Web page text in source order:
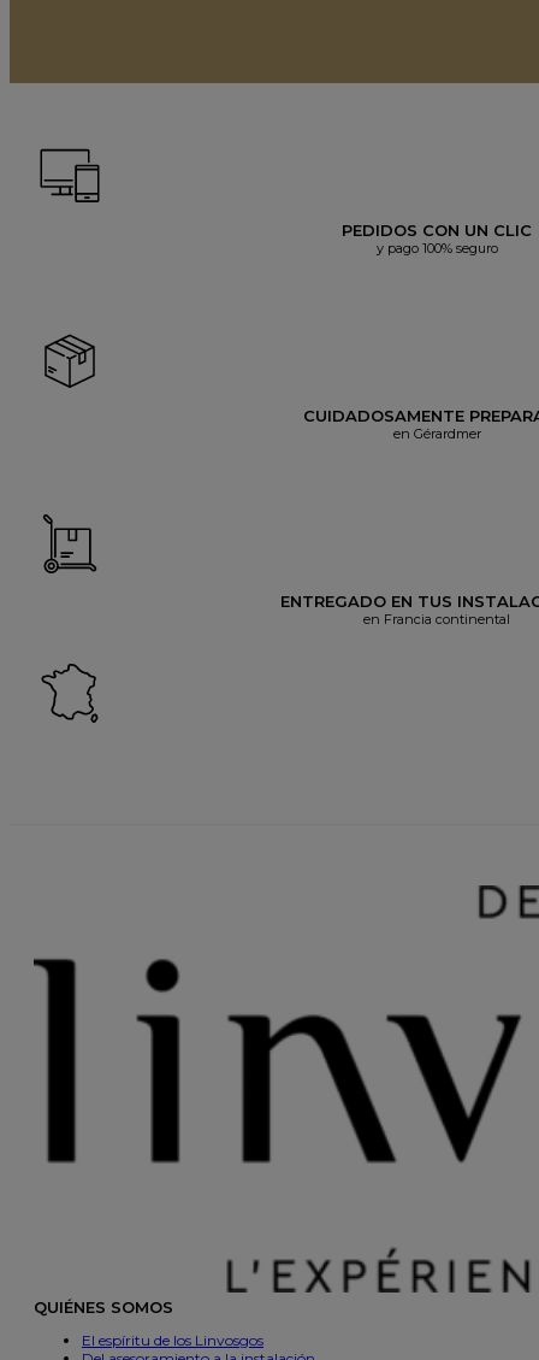
PEDIDOS CON UN CLIC
y pago 100% seguro
CUIDADOSAMENTE
en Gérardmer
ENTREGADO EN TUS
en Francia continental
QUIÉNES SOMOS
El espíritu de los Linvosgos